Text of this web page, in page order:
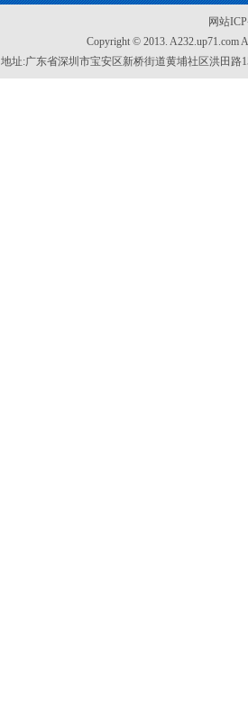
网站
Copyright © 2013. A232.up71.com
地址:广东省深圳市宝安区新桥街道黄埔社区洪田路